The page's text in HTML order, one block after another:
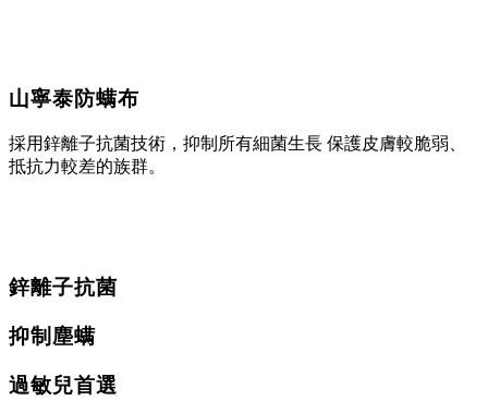
山寧泰防螨布
採用鋅離子抗菌技術，抑制所有細菌生長 保護皮膚較脆弱、
抵抗力較差的族群。
鋅離子抗菌
抑制塵螨
過敏兒首選